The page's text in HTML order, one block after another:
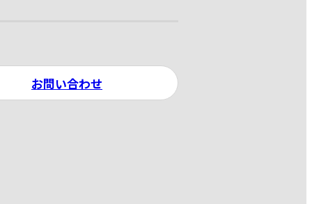
お問い合わせ